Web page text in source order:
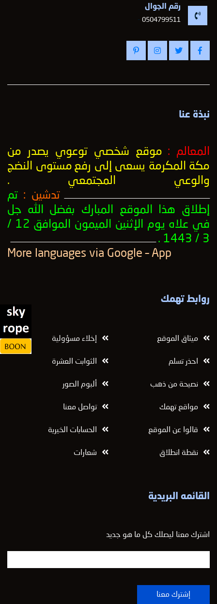
رقم الجوال
0504799511
-
نبذة عنا
المعالم : موقع شخصي توعوي يصدر من
مكة المكرمة يسعى إلى رفع مستوى النضج
والوعي المجتمعي .
ــــــــــــــــــــــــــــــــــــــــــــــــــــــــــــــــــــــــــــــــــــــــــــــــــــ تدشين : تم
إطلاق هذا الموقع المبارك بفضل الله جل
في علاه يوم الإثنين الميمون الموافق 12 /
3 / 1443 .
ــــــــــــــــــــــــــــــــــــــــــــــــــــــــــــــــــــــــــــــــــــــــــــــــــــ
روابط تهمك
ميثاق الموقع إخلاء مسؤولية
احذر تسلم الثوابت العشرة
نصيحة من ذهب ألبوم الصور
مواقع تهمك تواصل معنا
قالوا عن الموقع الحسابات الخيرية
نقطة انطلاق شعارات
القائمه البريدية
اشترك معنا ليصلك كل ما هو جديد